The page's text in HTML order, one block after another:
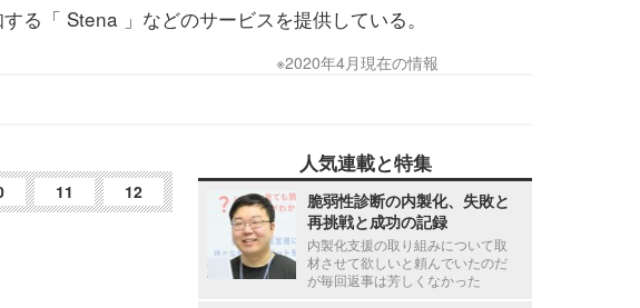
「 Stena 」などのサービスを提供している。
※2020年4月現在の情報
11 12
人気連載と特集
脆弱性診断の内製化、失敗と
再挑戦と成功の記録
内製化支援の取り組みについて取
材させて欲しいと頼んでいたのだ
が毎回返事は芳しくなかった